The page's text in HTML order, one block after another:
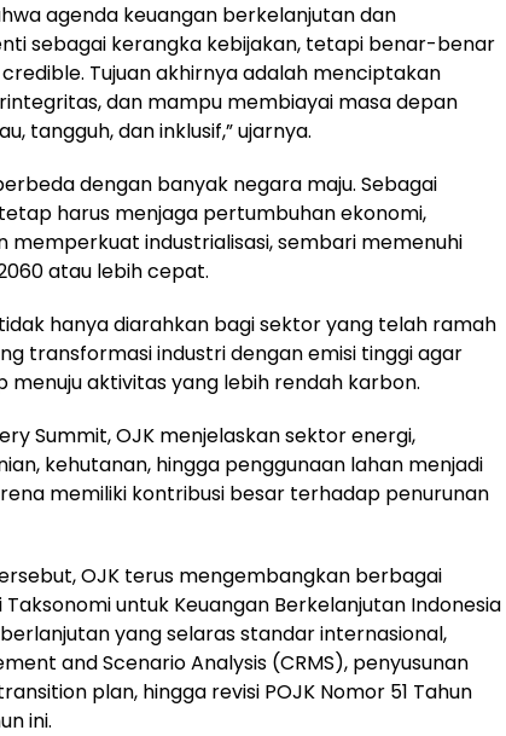
agenda keuangan berkelanjutan dan
sebagai kerangka kebijakan, tetapi benar-benar
Tujuan akhirnya adalah menciptakan
dan mampu membiayai masa depan
tangguh, dan inklusif,” ujarnya.
dengan banyak negara maju. Sebagai
harus menjaga pertumbuhan ekonomi,
memperkuat industrialisasi, sembari memenuhi
atau lebih cepat.
hanya diarahkan bagi sektor yang telah ramah
transformasi industri dengan emisi tinggi agar
aktivitas yang lebih rendah karbon.
Summit, OJK menjelaskan sektor energi,
kehutanan, hingga penggunaan lahan menjadi
memiliki kontribusi besar terhadap penurunan
OJK terus mengembangkan berbagai
untuk Keuangan Berkelanjutan Indonesia
yang selaras standar internasional,
and Scenario Analysis (CRMS), penyusunan
plan, hingga revisi POJK Nomor 51 Tahun
ini.